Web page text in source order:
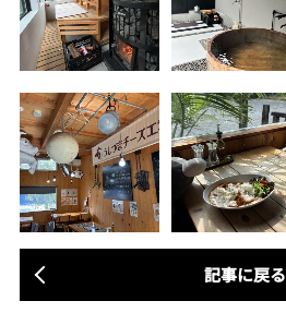
記事に戻る